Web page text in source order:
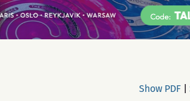
Show PDF